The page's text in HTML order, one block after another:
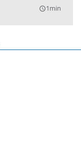
query_builder1min